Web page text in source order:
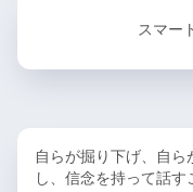
スマー
自らが掘り下げ、自
し、信念を持って話す